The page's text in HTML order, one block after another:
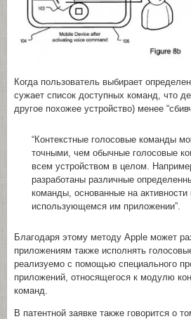
Когда пользователь выбирает
сужает список доступных команд, что
другое похожее устройство) менее
“Контекстные голосовые команды
точными, чем обычные голосовые
всем устройством в целом.
разработаны различные
команды, основанные на активности
использующемся им приложении”.
Благодаря этому методу Apple может
приложениям также исполнять
реализуемо с помощью специального
приложений, относящегося к модулю
команд.
В патентной заявке также говорится о